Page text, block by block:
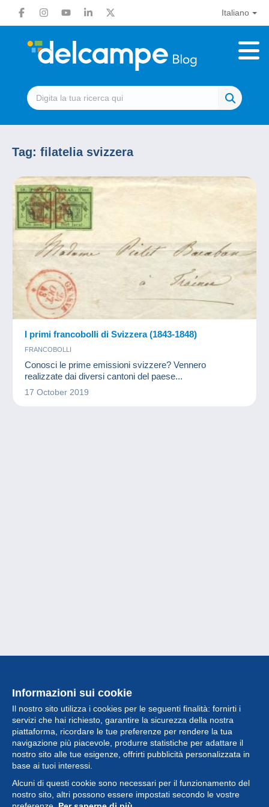
Italiano
Tag: filatelia svizzera
I primi francobolli di Svizzera (1843-1848)
FRANCOBOLLI
Conosci le prime emissioni svizzere? Vennero
realizzate dai diversi cantoni del paese...
17 October 2019
Informazioni sui cookie
Il nostro sito utilizza i cookies per le seguenti finalità: fornirti i
servizi che hai richiesto, garantire la sicurezza della nostra
piattaforma, ricordare le tue preferenze per rendere la tua
navigazione più piacevole, produrre statistiche per adattare il
nostro sito alle tue esigenze, offrirti pubblicità personalizzata in
base ai tuoi interessi.
Alcuni di questi cookie sono necessari per il funzionamento del
nostro sito, altri possono essere impostati secondo le vostre
Collezione
Novità